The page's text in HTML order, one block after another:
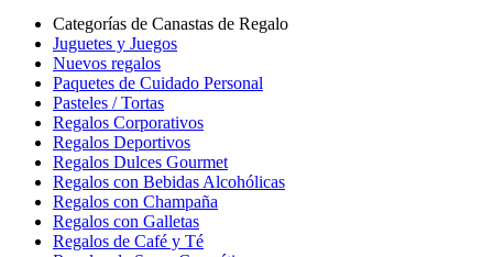
Categorías de Canastas de Regalo
Juguetes y Juegos
Nuevos regalos
Paquetes de Cuidado Personal
Pasteles / Tortas
Regalos Corporativos
Regalos Deportivos
Regalos Dulces Gourmet
Regalos con Bebidas Alcohólicas
Regalos con Champaña
Regalos con Galletas
Regalos de Café y Té